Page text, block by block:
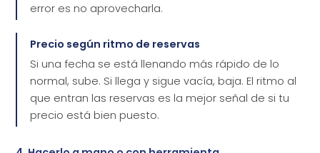
error es no aprovecharla.
Precio según ritmo de reservas
Si una fecha se está llenando más rápido de lo
normal, sube. Si llega y sigue vacía, baja. El ritmo al
que entran las reservas es la mejor señal de si tu
precio está bien puesto.